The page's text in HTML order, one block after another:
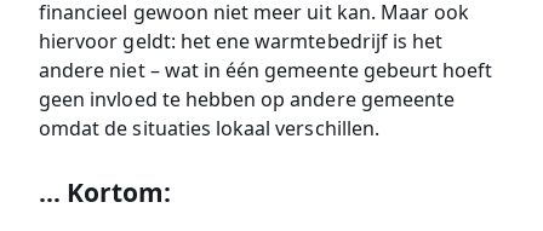
financieel gewoon niet meer uit kan. Maar ook
hiervoor geldt: het ene warmtebedrijf is het
andere niet – wat in één gemeente gebeurt hoeft
geen invloed te hebben op andere gemeente
omdat de situaties lokaal verschillen.
… Kortom: